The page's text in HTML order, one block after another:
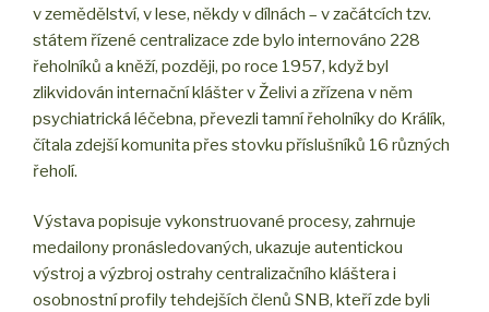
v zemědělství, v lese, někdy v dílnách – v začátcích tzv.
státem řízené centralizace zde bylo internováno 228
řeholníků a kněží, později, po roce 1957, když byl
zlikvidován internační klášter v Želivi a zřízena v něm
psychiatrická léčebna, převezli tamní řeholníky do Králík,
čítala zdejší komunita přes stovku příslušníků 16 různých
řeholí.
Výstava popisuje vykonstruované procesy, zahrnuje
medailony pronásledovaných, ukazuje autentickou
výstroj a výzbroj ostrahy centralizačního kláštera i
osobnostní profily tehdejších členů SNB, kteří zde byli